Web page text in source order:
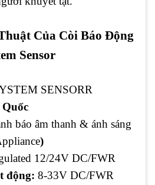
Của Còi Báo Động
Sensor
SENSORR
báo âm thanh & ánh sáng
)
12/24V DC/FWR
động: 8-33V DC/FWR